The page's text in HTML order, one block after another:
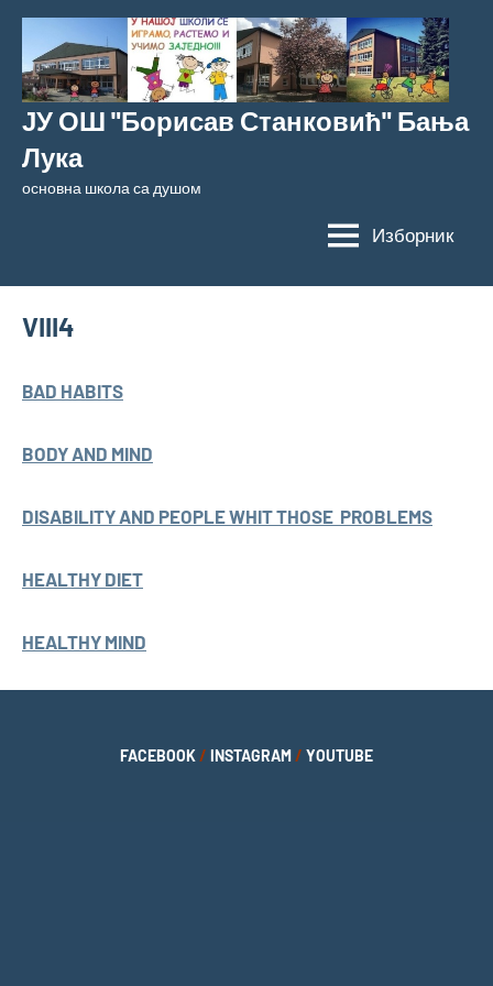
Скочи
садржај
ЈУ ОШ "Борисав Станковић" Бања
Лука
основна школа са душом
Изборник
VIII4
BAD HABITS
BODY AND MIND
DISABILITY AND PEOPLE WHIT THOSE PROBLEMS
HEALTHY DIET
HEALTHY MIND
FACEBOOK/ INSTAGRAM/ YOUTUBE